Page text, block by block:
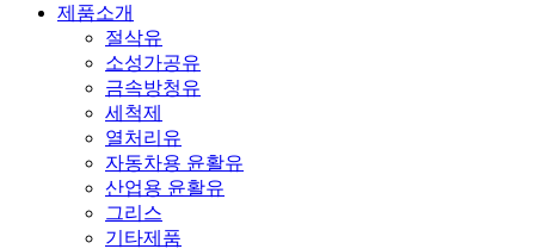
제품소개
절삭유
소성가공유
금속방청유
세척제
열처리유
자동차용 윤활유
산업용 윤활유
그리스
기타제품